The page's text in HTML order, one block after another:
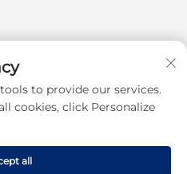
Подписаться
Co., Ltd. Все права защищены
to provide our services.
cookies, click Personalize
all